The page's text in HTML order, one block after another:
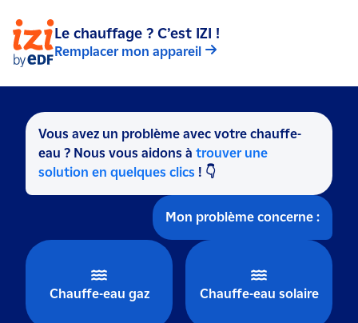
Le chauffage ? C’est IZI !
Remplacer mon appareil
Vous avez un problème avec votre chauffe-
eau ? Nous vous aidons à trouver une
solution en quelques clics ! 👇
Mon problème concerne :
Chauffe-eau solaire
Chauffe-eau gaz